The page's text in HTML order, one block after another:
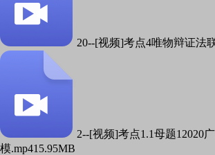
20--[视频]考点4唯物辩证法
2--[视频]考点1.1母题12020
模.mp415.95MB